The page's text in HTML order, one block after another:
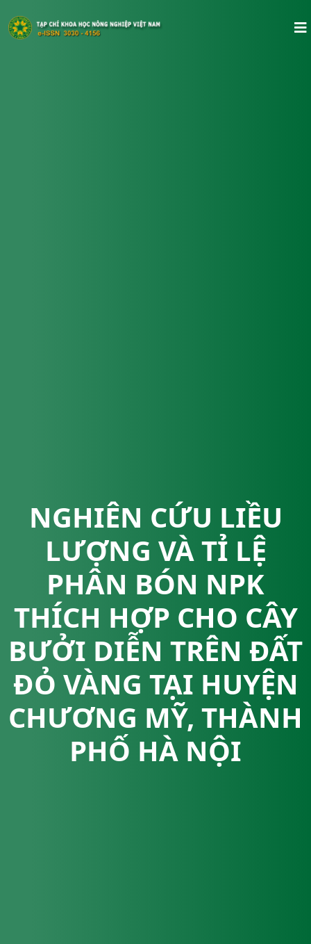
NGHIÊN CỨU LIỀU
LƯỢNG VÀ TỈ LỆ
PHÂN BÓN NPK
THÍCH HỢP CHO CÂY
BƯỞI DIỄN TRÊN ĐẤT
ĐỎ VÀNG TẠI HUYỆN
CHƯƠNG MỸ, THÀNH
PHỐ HÀ NỘI